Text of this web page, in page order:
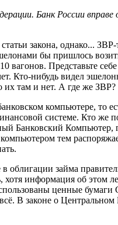
Банк России
закона, однако...
бы пришлось
Представьте
Кто-нибудь видел
их там и нет. А где же ЗВР?
компьютере, то
системе. Кто же
Банковский
компьютером тем
займа
информация об этом
ценные
В законе о Центральном